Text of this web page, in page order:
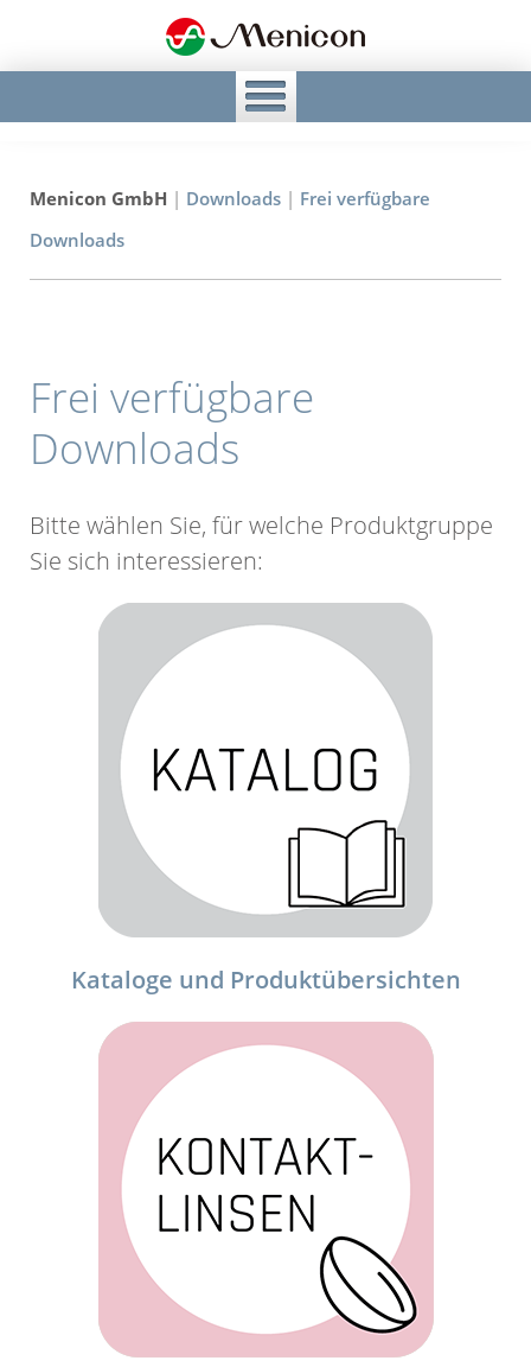
Menicon GmbH | Downloads | Frei verfügbare
Downloads
Frei verfügbare
Downloads
Bitte wählen Sie, für welche Produktgruppe
Sie sich interessieren:
Kataloge und Produktübersichten